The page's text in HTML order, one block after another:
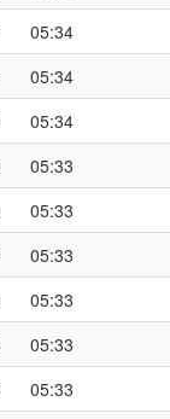
05:34
05:34
05:34
05:33
05:33
05:33
05:33
05:33
05:33